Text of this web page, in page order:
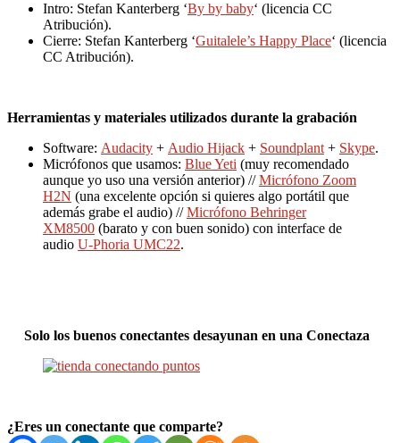
Intro: Stefan Kanterberg ‘By by baby‘ (licencia CC
Atribución).
Cierre: Stefan Kanterberg ‘Guitalele’s Happy Place‘ (licencia
CC Atribución).
Herramientas y materiales utilizados durante la grabación
Software: Audacity + Audio Hijack + Soundplant + Skype.
Micrófonos que usamos: Blue Yeti (muy recomendado
aunque yo uso una versión anterior) //Micrófono Zoom
H2N (una excelente opción si quieres algo portátil que
además grabe el audio) //Micrófono Behringer
XM8500 (barato y con buen sonido) con interface de
audio U-Phoria UMC22.
Solo los buenos conectantes desayunan en una Conectaza
¿Eres un conectante que comparte?